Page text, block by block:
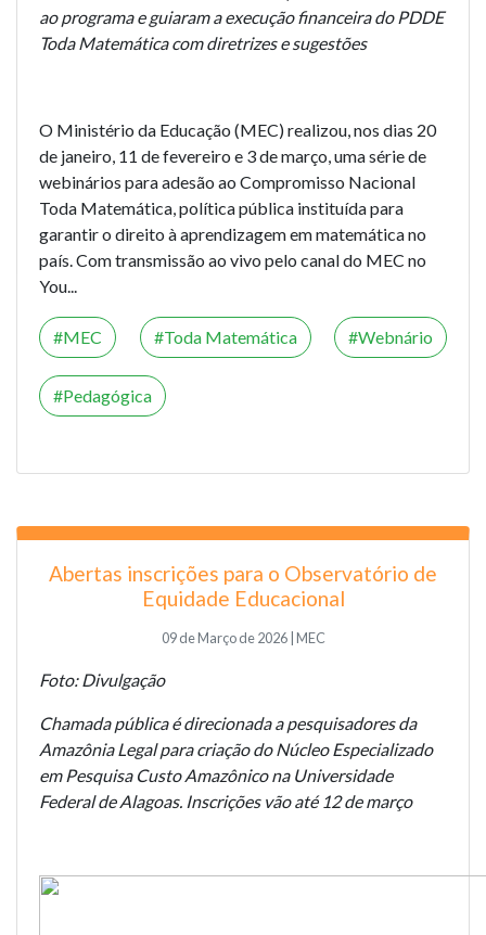
ao programa e guiaram a execução financeira do PDDE
Toda Matemática com diretrizes e sugestões
O Ministério da Educação (MEC) realizou, nos dias 20
de janeiro, 11 de fevereiro e 3 de março, uma série de
webinários para adesão ao Compromisso Nacional
Toda Matemática , política pública instituída para
garantir o direito à aprendizagem em matemática no
país. Com transmissão ao vivo pelo canal do MEC no
You...
MEC Toda Matemática Webnário
Pedagógica
Abertas inscrições para o Observatório de
Equidade Educacional
09 de Março de 2026 | MEC
Foto: Divulgação
Chamada pública é direcionada a pesquisadores da
Amazônia Legal para criação do Núcleo Especializado
em Pesquisa Custo Amazônico na Universidade
Federal de Alagoas. Inscrições vão até 12 de março